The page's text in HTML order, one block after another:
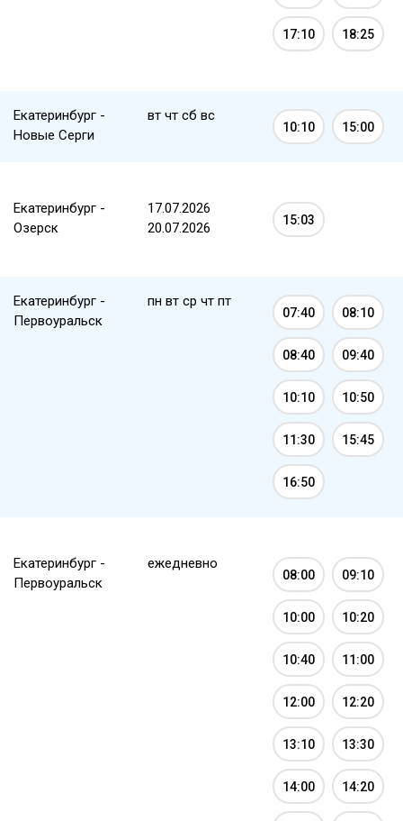
17:10 18:25
Екатеринбург -
Новые Серги
вт чт сб вс
10:10 15:00
Екатеринбург -
Озерск
17.07.2026
20.07.2026
15:03
Екатеринбург -
Первоуральск
пн вт ср чт пт
07:40 08:10
08:40 09:40
10:10 10:50
11:30 15:45
16:50
Екатеринбург -
Первоуральск
ежедневно
08:00 09:10
10:00 10:20
10:40 11:00
12:00 12:20
13:10 13:30
14:00 14:20